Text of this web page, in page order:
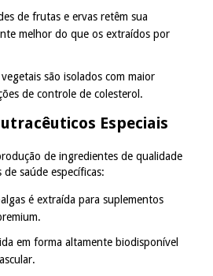
de frutas e ervas retêm sua
melhor do que os extraídos por
são isolados com maior
de controle de colesterol.
Especiais
de ingredientes de qualidade
saúde específicas:
é extraída para suplementos
em forma altamente biodisponível